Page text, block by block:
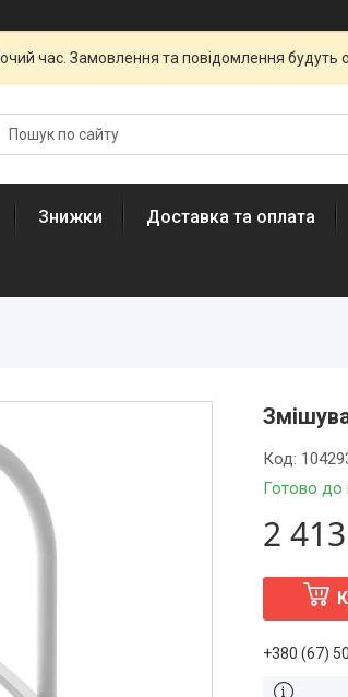
час. Замовлення та повідомлення
Знижки Доставка та оплата
Готово до
Код:
2
+380 (67)